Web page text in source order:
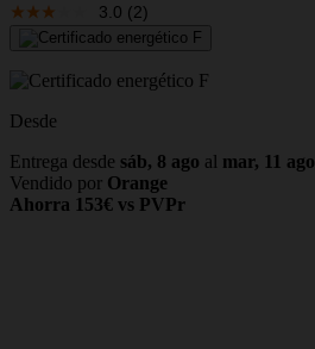
3.0 (2)
Desde
Entrega desde sáb, 8 ago al mar, 11 ago
Vendido por Orange
Ahorra 153€ vs PVPr